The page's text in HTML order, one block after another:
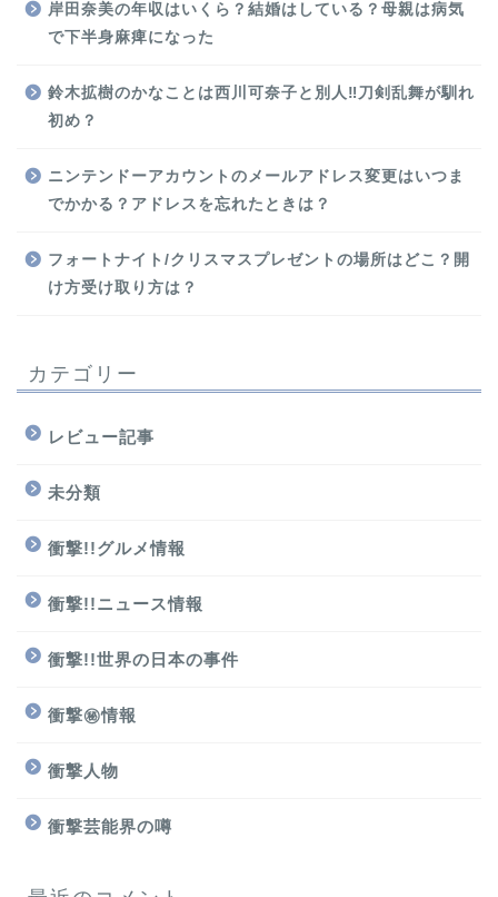
岸田奈美の年収はいくら？結婚はしている？母親は病気
で下半身麻痺になった
鈴木拡樹のかなことは西川可奈子と別人‼刀剣乱舞が馴れ
初め？
ニンテンドーアカウントのメールアドレス変更はいつま
でかかる？アドレスを忘れたときは？
フォートナイト/クリスマスプレゼントの場所はどこ？開
け方受け取り方は？
カテゴリー
レビュー記事
未分類
衝撃!!グルメ情報
衝撃!!ニュース情報
衝撃!!世界の日本の事件
衝撃㊙情報
衝撃人物
衝撃芸能界の噂